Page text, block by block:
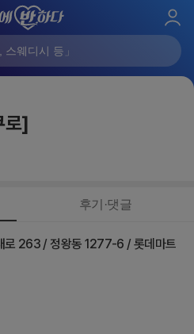
로
로]
후기·댓글
로 263 / 정왕동 1277-6 / 롯데마트